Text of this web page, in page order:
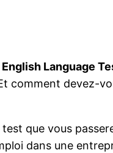
Language
comment devez-
que vous
dans une